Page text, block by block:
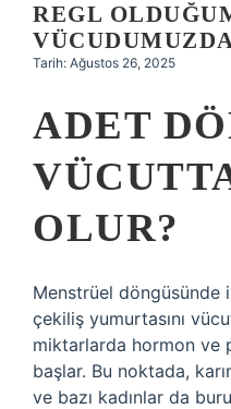
REGL
Tarih: Ağustos 26, 2025
ADET
OLUR?
Menstrüel
çekiliş yumurtasını
miktarlarda hormon ve
başlar. Bu noktada,
ve bazı kadınlar da